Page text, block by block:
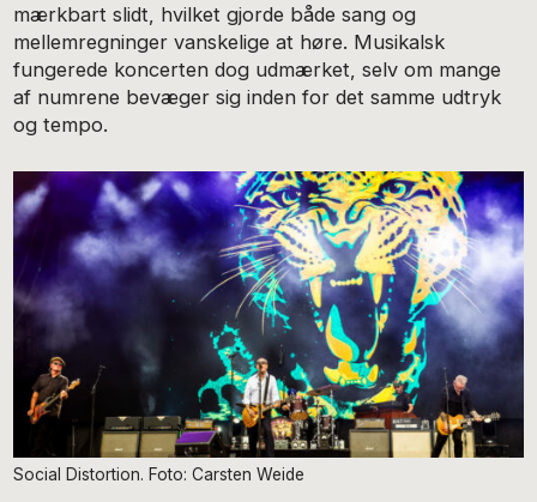
mærkbart slidt, hvilket gjorde både sang og
mellemregninger vanskelige at høre. Musikalsk
fungerede koncerten dog udmærket, selv om mange
af numrene bevæger sig inden for det samme udtryk
og tempo.
Social Distortion. Foto: Carsten Weide